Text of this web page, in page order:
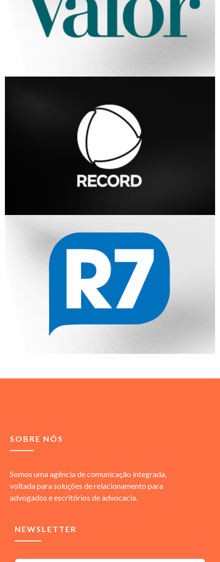
SOBRE NÓS
Somos uma agência de comunicação integrada,
voltada para soluções de relacionamento para
advogados e escritórios de advocacia.
NEWSLETTER